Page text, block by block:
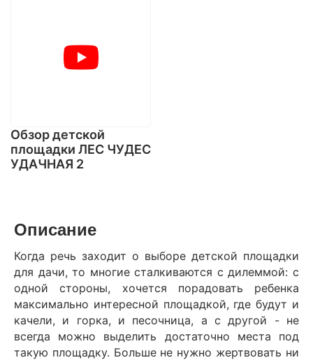
Обзор детской
площадки ЛЕС ЧУДЕС
УДАЧНАЯ 2
Описание
Когда речь заходит о выборе детской площадки
для дачи, то многие сталкиваются с дилеммой: с
одной стороны, хочется порадовать ребенка
максимально интересной площадкой, где будут и
качели, и горка, и песочница, а с другой - не
всегда можно выделить достаточно места под
такую площадку. Больше не нужно жертвовать ни